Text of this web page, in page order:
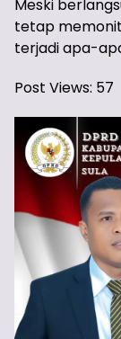
Meski
tetap
terjadi apa-
Post Views: 57